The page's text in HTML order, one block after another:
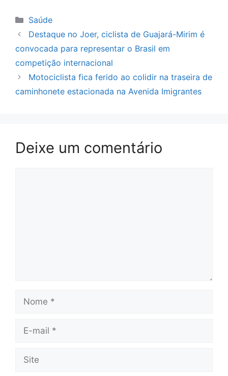
Categorias
Saúde
Destaque no Joer, ciclista de Guajará-Mirim é
convocada para representar o Brasil em
competição internacional
Motociclista fica ferido ao colidir na traseira de
caminhonete estacionada na Avenida Imigrantes
Deixe um comentário
Nome
Site